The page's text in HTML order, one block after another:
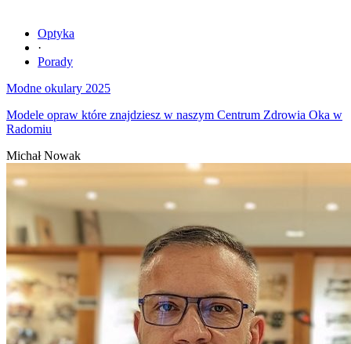
Optyka
·
Porady
Modne okulary 2025
Modele opraw które znajdziesz w naszym Centrum Zdrowia Oka w
Radomiu
Michał Nowak